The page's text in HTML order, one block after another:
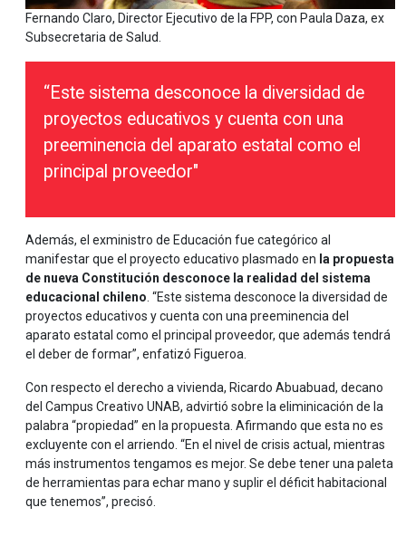
Fernando Claro, Director Ejecutivo de la FPP, con Paula Daza, ex
Subsecretaria de Salud.
“Este sistema desconoce la diversidad de
proyectos educativos y cuenta con una
preeminencia del aparato estatal como el
principal proveedor"
Además, el exministro de Educación fue categórico al
manifestar que el proyecto educativo plasmado en la propuesta
de nueva Constitución desconoce la realidad del sistema
educacional chileno. “Este sistema desconoce la diversidad de
proyectos educativos y cuenta con una preeminencia del
aparato estatal como el principal proveedor, que además tendrá
el deber de formar”, enfatizó Figueroa.
Con respecto el derecho a vivienda, Ricardo Abuabuad, decano
del Campus Creativo UNAB, advirtió sobre la eliminicación de la
palabra “propiedad” en la propuesta. Afirmando que esta no es
excluyente con el arriendo. “En el nivel de crisis actual, mientras
más instrumentos tengamos es mejor. Se debe tener una paleta
de herramientas para echar mano y suplir el déficit habitacional
que tenemos”, precisó.